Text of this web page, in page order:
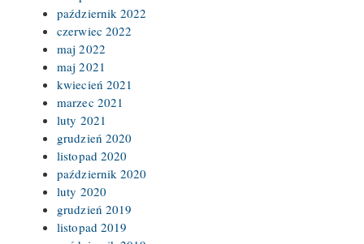
październik 2022
czerwiec 2022
maj 2022
maj 2021
kwiecień 2021
marzec 2021
luty 2021
grudzień 2020
listopad 2020
październik 2020
luty 2020
grudzień 2019
listopad 2019